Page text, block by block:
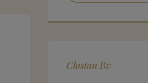
Clostan Bv